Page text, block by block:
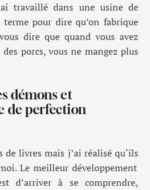
travaillé dans une usine de
pour dire qu’on fabrique
dire que quand vous avez
porcs, vous ne mangez plus
démons et
de perfection
de livres mais j’ai réalisé qu‘ils
Le meilleur développement
d’arriver à se comprendre,